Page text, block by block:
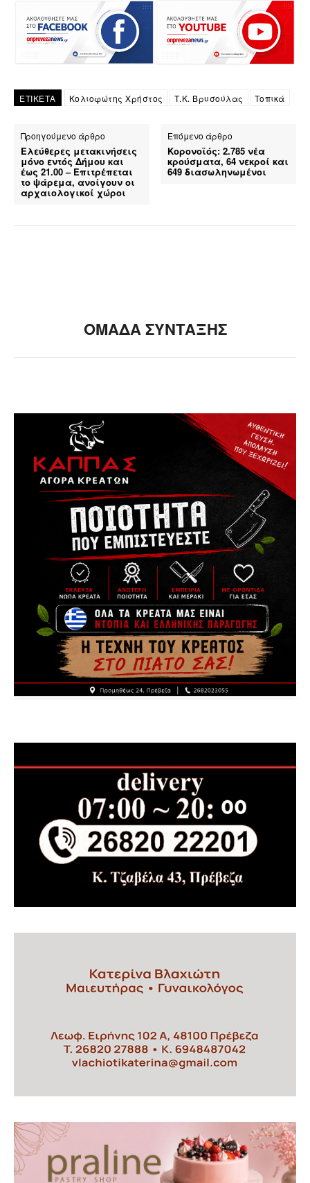
ΕΤΙΚΕΤΑ Κολιοφώτης Χρήστος Τ.Κ. Βρυσούλας Τοπικά
Προηγούμενο άρθρο
Ελεύθερες μετακινήσεις
μόνο εντός Δήμου και
έως 21.00 – Επιτρέπεται
το ψάρεμα, ανοίγουν οι
αρχαιολογικοί χώροι
Επόμενο άρθρο
Κορονοϊός: 2.785 νέα
κρούσματα, 64 νεκροί και
649 διασωληνωμένοι
ΟΜΑΔΑ ΣΥΝΤΑΞΗΣ